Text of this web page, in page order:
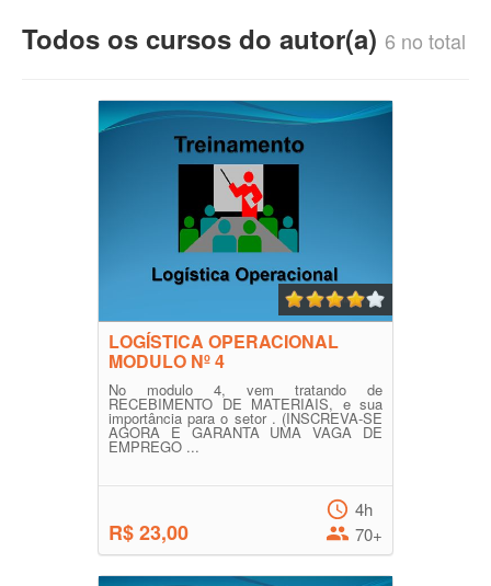
Todos os cursos do autor(a) 6 no total
LOGÍSTICA OPERACIONAL
MODULO Nº 4
No modulo 4, vem tratando de
RECEBIMENTO DE MATERIAIS, e sua
importância para o setor . (INSCREVA-SE
AGORA E GARANTA UMA VAGA DE
EMPREGO ...
R$ 23,00
4h
70+